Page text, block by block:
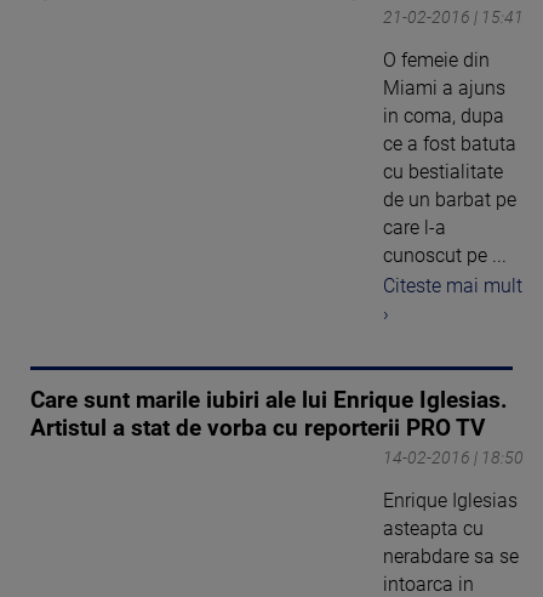
21-02-2016 | 15:41
O femeie din
Miami a ajuns
in coma, dupa
ce a fost batuta
cu bestialitate
de un barbat pe
care l-a
cunoscut pe ...
Citeste mai mult
›
Care sunt marile iubiri ale lui Enrique Iglesias.
Artistul a stat de vorba cu reporterii PRO TV
14-02-2016 | 18:50
Enrique Iglesias
asteapta cu
nerabdare sa se
intoarca in